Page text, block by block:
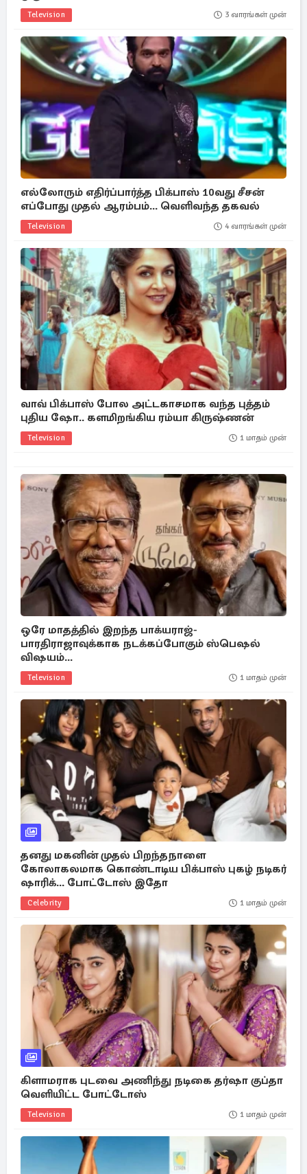
Television 3 வாரங்கள் முன்
எல்லோரும் எதிர்ப்பார்த்த பிக்பாஸ் 10வது சீசன்
எப்போது முதல் ஆரம்பம்... வெளிவந்த தகவல்
Television 4 வாரங்கள் முன்
வாவ் பிக்பாஸ் போல அட்டகாசமாக வந்த புத்தம்
புதிய ஷோ.. களமிறங்கிய ரம்யா கிருஷ்ணன்
Television 1 மாதம் முன்
ஒரே மாதத்தில் இறந்த பாக்யராஜ்-
பாரதிராஜாவுக்காக நடக்கப்போகும் ஸ்பெஷல்
விஷயம்...
Television 1 மாதம் முன்
தனது மகனின் முதல் பிறந்தநாளை
கோலாகலமாக கொண்டாடிய பிக்பாஸ் புகழ் நடிகர்
ஷாரிக்... போட்டோஸ் இதோ
Celebrity 1 மாதம் முன்
கிளாமராக புடவை அணிந்து நடிகை தர்ஷா குப்தா
வெளியிட்ட போட்டோஸ்
Television 1 மாதம் முன்